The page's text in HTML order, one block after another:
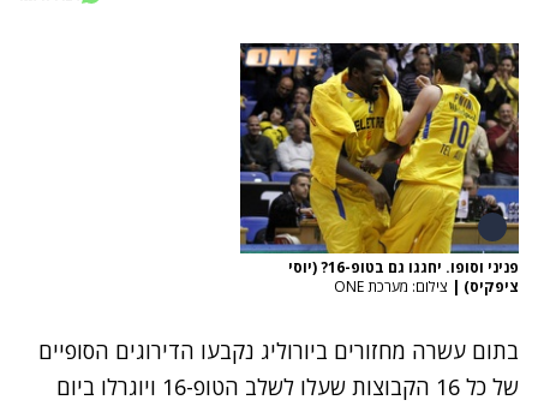
פניני וסופו. יחגגו גם בטופ-16? (יוסי
ציפקיס) | צילום: מערכת ONE
בתום עשרה מחזורים ביורוליג נקבעו הדירוגים הסופיים
של כל 16 הקבוצות שעלו לשלב הטופ-16 ויוגרלו ביום